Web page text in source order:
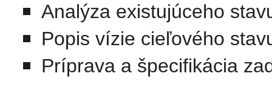
Analýza existujúceho
Popis vízie cieľového
Príprava a špecifikácia